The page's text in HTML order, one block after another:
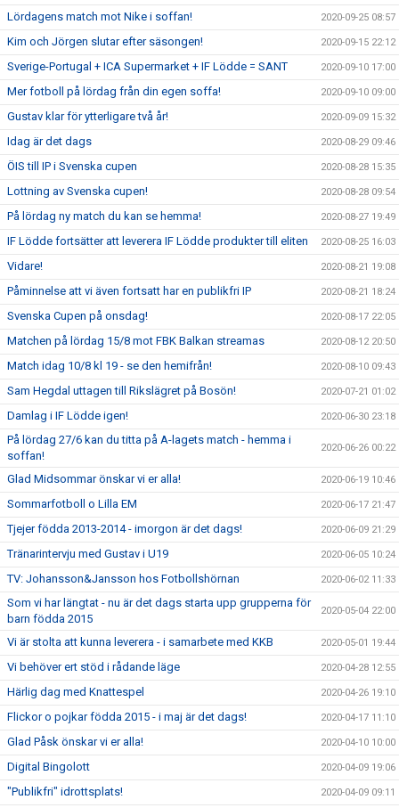
Lördagens match mot Nike i soffan! 2020-09-25 08:57
Kim och Jörgen slutar efter säsongen! 2020-09-15 22:12
Sverige-Portugal + ICA Supermarket + IF Lödde = SANT 2020-09-10 17:00
Mer fotboll på lördag från din egen soffa! 2020-09-10 09:00
Gustav klar för ytterligare två år! 2020-09-09 15:32
Idag är det dags 2020-08-29 09:46
ÖIS till IP i Svenska cupen 2020-08-28 15:35
Lottning av Svenska cupen! 2020-08-28 09:54
På lördag ny match du kan se hemma! 2020-08-27 19:49
IF Lödde fortsätter att leverera IF Lödde produkter till eliten 2020-08-25 16:03
Vidare! 2020-08-21 19:08
Påminnelse att vi även fortsatt har en publikfri IP 2020-08-21 18:24
Svenska Cupen på onsdag! 2020-08-17 22:05
Matchen på lördag 15/8 mot FBK Balkan streamas 2020-08-12 20:50
Match idag 10/8 kl 19 - se den hemifrån! 2020-08-10 09:43
Sam Hegdal uttagen till Rikslägret på Bosön! 2020-07-21 01:02
Damlag i IF Lödde igen! 2020-06-30 23:18
På lördag 27/6 kan du titta på A-lagets match - hemma i
soffan!
2020-06-26 00:22
Glad Midsommar önskar vi er alla! 2020-06-19 10:46
Sommarfotboll o Lilla EM 2020-06-17 21:47
Tjejer födda 2013-2014 - imorgon är det dags! 2020-06-09 21:29
Tränarintervju med Gustav i U19 2020-06-05 10:24
TV: Johansson&Jansson hos Fotbollshörnan 2020-06-02 11:33
Som vi har längtat - nu är det dags starta upp grupperna för
barn födda 2015
2020-05-04 22:00
Vi är stolta att kunna leverera - i samarbete med KKB 2020-05-01 19:44
Vi behöver ert stöd i rådande läge 2020-04-28 12:55
Härlig dag med Knattespel 2020-04-26 19:10
Flickor o pojkar födda 2015 - i maj är det dags! 2020-04-17 11:10
Glad Påsk önskar vi er alla! 2020-04-10 10:00
Digital Bingolott 2020-04-09 19:06
"Publikfri" idrottsplats! 2020-04-09 09:11